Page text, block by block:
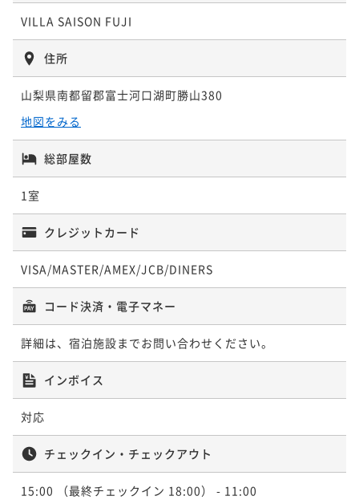
3ベッドルームヴィラ（２食付）
二食付き 事前決済可
IN 15:00 - 18:00 OUT11:00
¥ 233,700 ~
お得にステイ！素泊まり2連泊プラン~1100坪の敷地を
完全貸切！
お得にステイ！素泊まり3連泊以上プラン~1100坪の敷
地を完全貸切！
素泊まり 事前決済可
IN 15:00 - 18:00 OUT11:00
VILLA SAISON FUJI
住所
山梨県南都留郡富士河口湖町勝山380
地図をみる
総部屋数
1室
クレジットカード
VISA/MASTER/AMEX/JCB/DINERS
コード決済・電子マネー
詳細は、宿泊施設までお問い合わせください。
インボイス
対応
チェックイン・チェックアウト
15:00 （最終チェックイン 18:00） - 11:00